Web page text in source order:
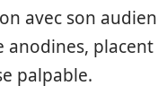
avec son
anodines,
palpable.